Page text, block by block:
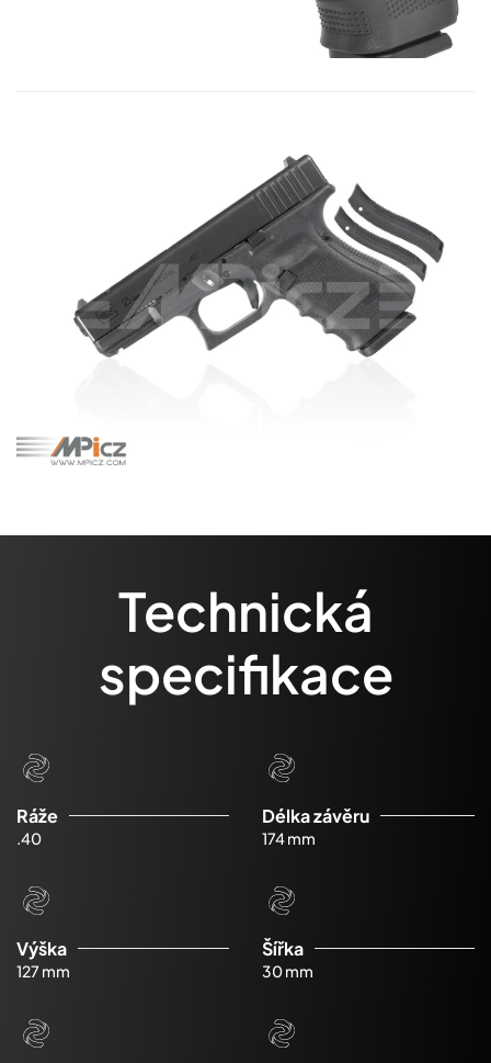
Technická
specifikace
Ráže
.40
Délka závěru
174 mm
Výška
127 mm
Šířka
30 mm